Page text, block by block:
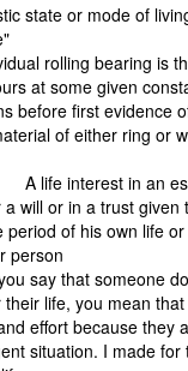
state or mode of
rolling bearing is
at some given
before first evidence
of either ring or
interest in an
will or in a trust given
period of his own life
person
say that someone
life, you mean
effort because they
situation. I made for